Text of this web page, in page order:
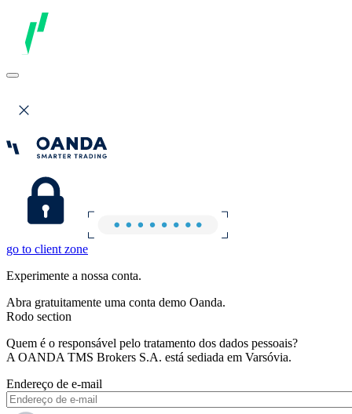
go to client zone
Experimente a nossa conta.
Abra gratuitamente uma conta demo Oanda.
Rodo section
Quem é o responsável pelo tratamento dos dados pessoais?
A OANDA TMS Brokers S.A. está sediada em Varsóvia.
Endereço de e-mail